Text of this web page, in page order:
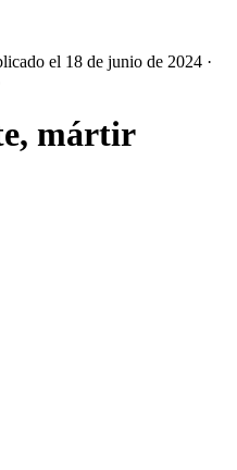
el 18 de junio de 2024 ·
mártir